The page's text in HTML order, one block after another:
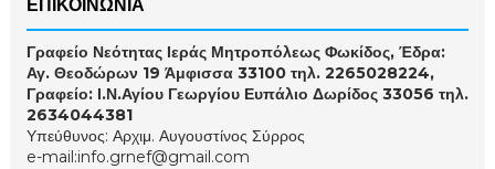
ΕΠΙΚΟΙΝΩΝΙΑ
Γραφείο Νεότητας Ιεράς Μητροπόλεως Φωκίδος, Έδρα:
Αγ. Θεοδώρων 19 Άμφισσα 33100 τηλ. 2265028224,
Γραφείο: Ι.Ν.Αγίου Γεωργίου Ευπάλιο Δωρίδος 33056 τηλ.
2634044381
Υπεύθυνος: Αρχιμ. Αυγουστίνος Σύρρος
e-mail:info.grnef@gmail.com